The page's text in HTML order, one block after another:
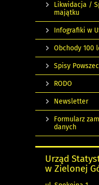
Likwidacja /
majątku
Infografiki w
Obchody 100
Spisy
RODO
Newsletter
Formularz
danych
Urząd
w Zielonej